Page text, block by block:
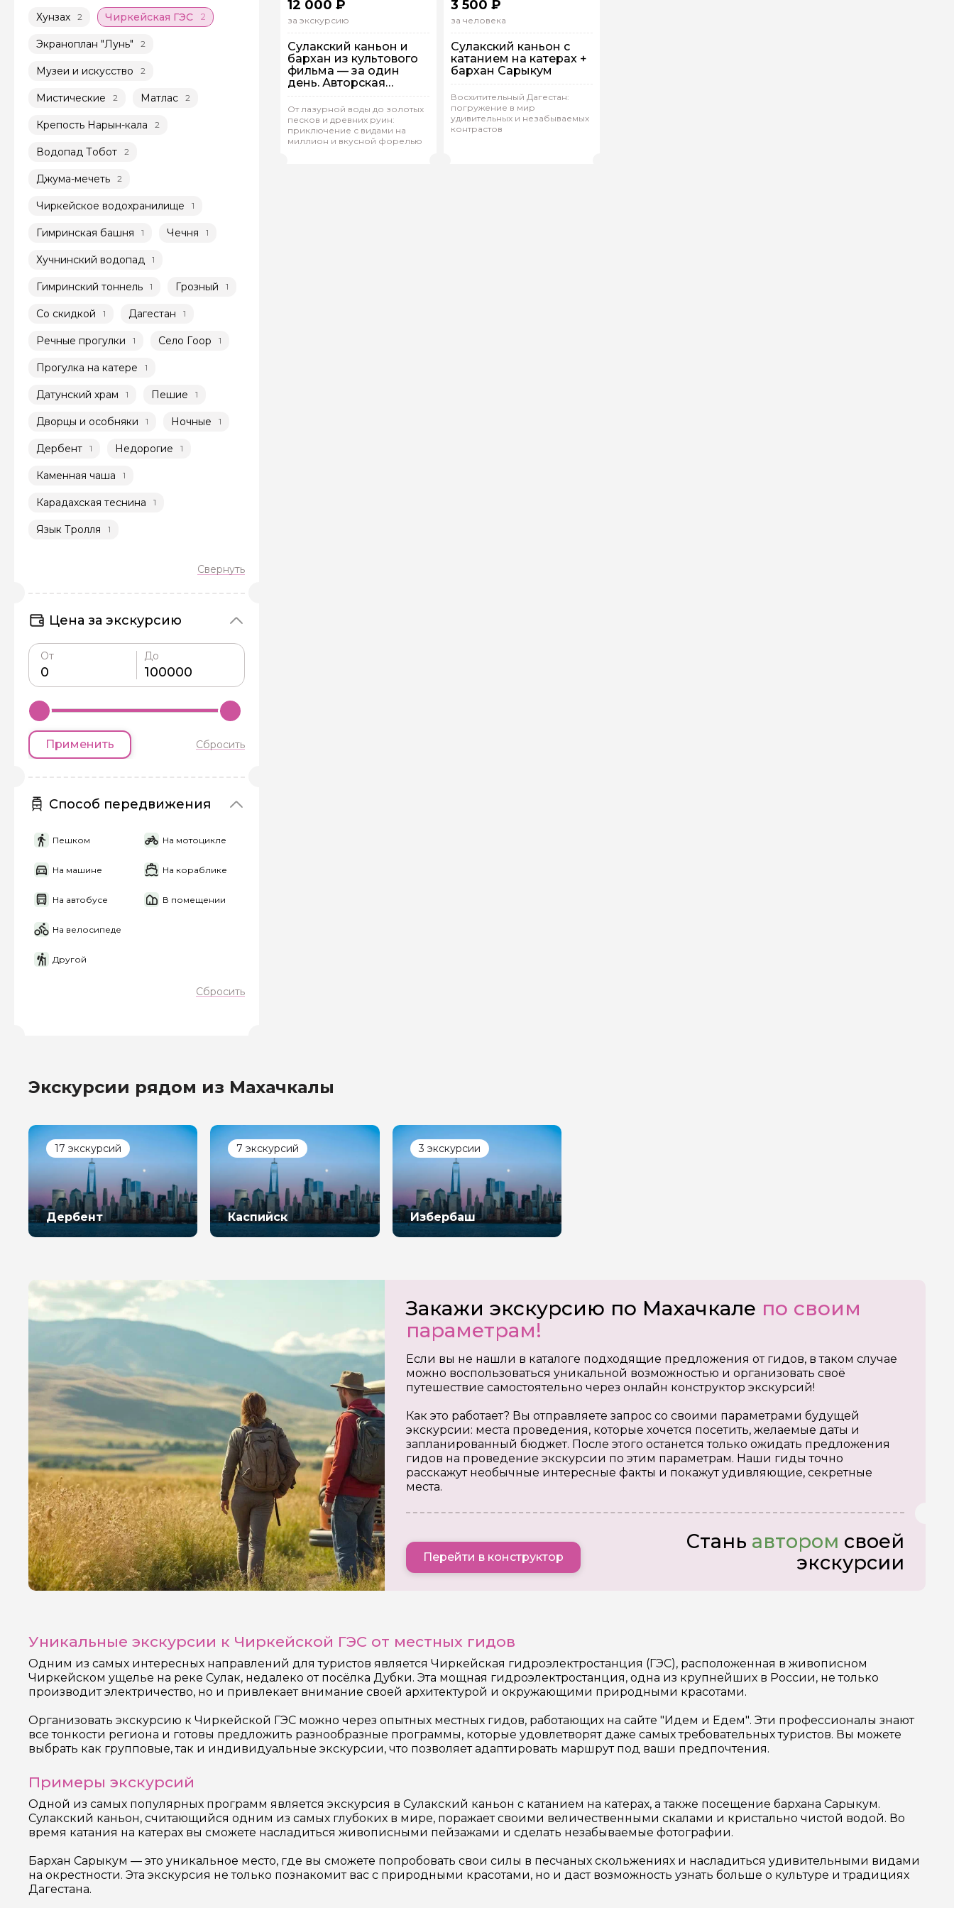
Хунзах 2 Чиркейская ГЭС 2
Экраноплан "Лунь" 2
Музеи и искусство 2
Мистические 2 Матлас 2
Крепость Нарын-кала 2
Водопад Тобот 2
Джума-мечеть 2
Чиркейское водохранилище 1
Гимринская башня 1 Чечня 1
Хучнинский водопад 1
Гимринский тоннель 1 Грозный 1
Со скидкой 1 Дагестан 1
Речные прогулки 1 Село Гоор 1
Прогулка на катере 1
Датунский храм 1 Пешие 1
Дворцы и особняки 1 Ночные 1
Дербент 1 Недорогие 1
Каменная чаша 1
Карадахская теснина 1
Язык Тролля 1
Цена за экскурсию
От До
Применить Сбросить
Способ передвижения
Пешком На мотоцикле
На машине На кораблике
На автобусе В помещении
На велосипеде
Другой
Сбросить
12 000 ₽
за экскурсию
Сулакский каньон и
бархан из культового
фильма — за один
день. Авторская
экскурсия из
Махачкалы и
Каспийска
От лазурной воды до золотых
песков и древних руин:
приключение с видами на
миллион и вкусной форелью
Курбанмагомед.К 870
Рейтинг гида 0)
Индивидуальная
На машине
3 500 ₽
за человека
Сулакский каньон с
катанием на катерах +
бархан Сарыкум
Восхитительный Дагестан:
погружение в мир
удивительных и незабываемых
контрастов
Групповая На автобусе
Экскурсии рядом из Махачкалы
17 экскурсий
Дербент
7 экскурсий
Каспийск
3 экскурсии
Избербаш
Закажи экскурсию по Махачкале по своим
параметрам!
Если вы не нашли в каталоге подходящие предложения от гидов, в таком случае
можно воспользоваться уникальной возможностью и организовать своё
путешествие самостоятельно через онлайн конструктор экскурсий!
Как это работает? Вы отправляете запрос со своими параметрами будущей
экскурсии: места проведения, которые хочется посетить, желаемые даты и
запланированный бюджет. После этого останется только ожидать предложения
гидов на проведение экскурсии по этим параметрам. Наши гиды точно
расскажут необычные интересные факты и покажут удивляющие, секретные
места.
Перейти в конструктор
Стань автором своей
экскурсии
Уникальные экскурсии к Чиркейской ГЭС от местных гидов
Одним из самых интересных направлений для туристов является Чиркейская гидроэлектростанция (ГЭС), расположенная в живописном
Чиркейском ущелье на реке Сулак, недалеко от посёлка Дубки. Эта мощная гидроэлектростанция, одна из крупнейших в России, не только
производит электричество, но и привлекает внимание своей архитектурой и окружающими природными красотами.
Организовать экскурсию к Чиркейской ГЭС можно через опытных местных гидов, работающих на сайте "Идем и Едем". Эти профессионалы знают
все тонкости региона и готовы предложить разнообразные программы, которые удовлетворят даже самых требовательных туристов. Вы можете
выбрать как групповые, так и индивидуальные экскурсии, что позволяет адаптировать маршрут под ваши предпочтения.
Примеры экскурсий
Одной из самых популярных программ является экскурсия в Сулакский каньон с катанием на катерах, а также посещение бархана Сарыкум.
Сулакский каньон, считающийся одним из самых глубоких в мире, поражает своими величественными скалами и кристально чистой водой. Во
время катания на катерах вы сможете насладиться живописными пейзажами и сделать незабываемые фотографии.
Бархан Сарыкум — это уникальное место, где вы сможете попробовать свои силы в песчаных скольжениях и насладиться удивительными видами
на окрестности. Эта экскурсия не только познакомит вас с природными красотами, но и даст возможность узнать больше о культуре и традициях
Дагестана.
Задайте свой вопрос гиду
Отправить